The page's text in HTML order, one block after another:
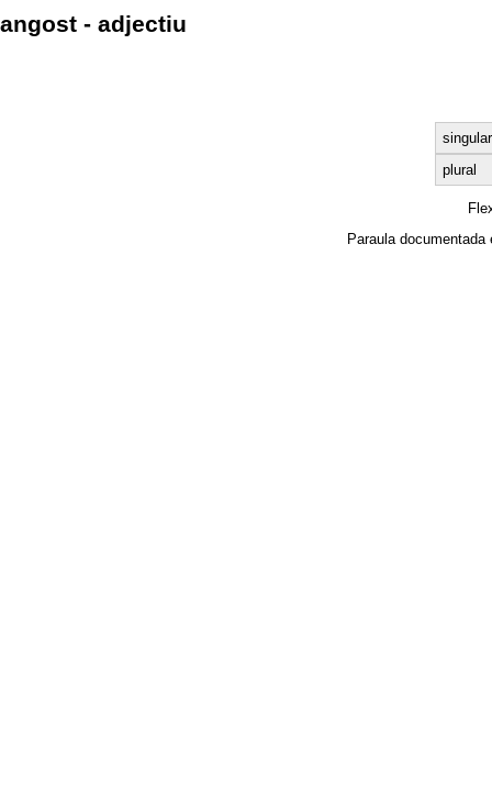
angost - adjectiu
singular
plural
Paraula